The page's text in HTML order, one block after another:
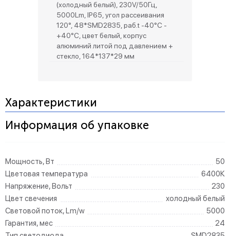
(холодный белый), 230V/50Гц,
5000Lm, IP65, угол рассеивания
120°, 48*SMD2835, раб.t -40°C -
+40°C, цвет белый, корпус
алюминий литой под давлением +
стекло, 164*137*29 мм
Характеристики
Информация об упаковке
Мощность, Вт
50
Цветовая температура
6400К
Напряжение, Вольт
230
Цвет свечения
холодный белый
Световой поток, Lm/w
5000
Гарантия, мес
24